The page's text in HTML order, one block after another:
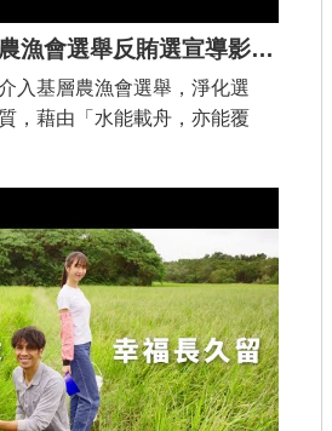
114年全國基層農漁會選舉反賄選宣導影片(台語)
入基層農漁會選舉，淨化選
，藉由「水能載舟，亦能覆
手能夠創造幸福，但如果接受